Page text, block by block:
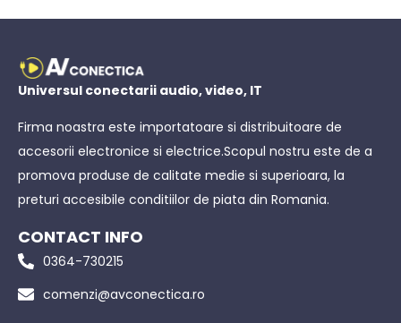
Universul conectarii audio, video, IT
Firma noastra este importatoare si distribuitoare de
accesorii electronice si electrice.Scopul nostru este de a
promova produse de calitate medie si superioara, la
preturi accesibile conditiilor de piata din Romania.
CONTACT INFO
0364-730215
comenzi@avconectica.ro